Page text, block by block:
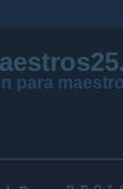
para